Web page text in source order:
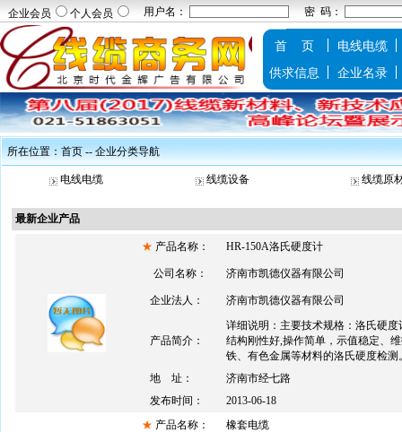
企业会员 个人会员 用户名： 密 码：
首 页
电线电缆
供求信息
企业名录
所在位置：首页 -- 企业分类导航
电线电缆 线缆设备 线缆原
最新企业产品
★ 产品名称： HR-150A洛氏硬度计
公司名称： 济南市凯德仪器有限公司
企业法人： 济南市凯德仪器有限公司
产品简介：
详细说明：主要技术规格：洛氏硬
结构刚性好,操作简单，示值稳定、
铁、有色金属等材料的洛氏硬度检测
地 址：
济南市经七路
发布时间：
2013-06-18
★ 产品名称： 橡套电缆